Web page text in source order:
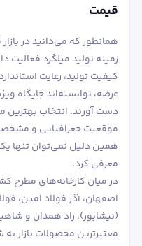
قیمت
همانطور که می‌دانید در
زمینه تولید میلگرد فعالیت
کیفیت تولید، رعایت
عرضه، توانسته‌اند جایگاه
دست آورند. انتخاب بهترین
موقعیت جغرافیایی و
همین دلیل نمی‌توان تنها یک
معرفی کرد.
در میان کارخانه‌های مطرح
اصفهان، آذر فولاد امین،
(نیشابور)، راد همدان و
معتبرترین محصولات بازار